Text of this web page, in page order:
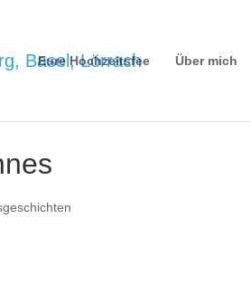
Eure Hochzeitsfee Über mich